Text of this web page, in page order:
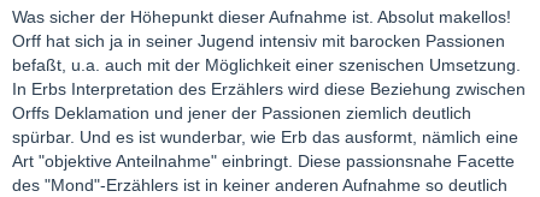
Was sicher der Höhepunkt dieser Aufnahme ist. Absolut makellos!
Orff hat sich ja in seiner Jugend intensiv mit barocken Passionen
befaßt, u.a. auch mit der Möglichkeit einer szenischen Umsetzung.
In Erbs Interpretation des Erzählers wird diese Beziehung zwischen
Orffs Deklamation und jener der Passionen ziemlich deutlich
spürbar. Und es ist wunderbar, wie Erb das ausformt, nämlich eine
Art "objektive Anteilnahme" einbringt. Diese passionsnahe Facette
des "Mond"-Erzählers ist in keiner anderen Aufnahme so deutlich